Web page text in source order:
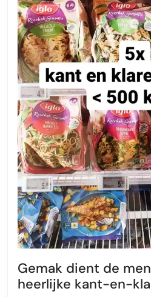
Gemak dient de
heerlijke kant-en-